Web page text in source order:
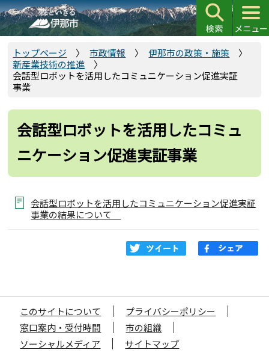
こ
の
ペ
頭
トップページ 市政情報
伊那市の政策・施策
新産業技術の推進
会話型ロボットを活用したコミュニケーション促進実証
事業
会話型ロボットを活用したコミュ
ニケーション促進実証事業
会話型ロボットを活用したコミュニケーション促進実証
事業の結果について
このサイトについて
プライバシーポリシー
窓口案内・受付時間
市の組織
ソーシャルメディア
サイトマップ